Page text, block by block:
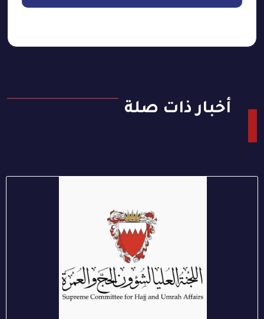
أخبار ذات صلة